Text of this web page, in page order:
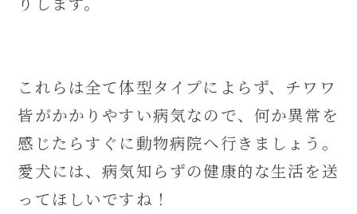
これらは全て体型タイプによらず、チワワ
皆がかかりやすい病気なので、何か異常を
感じたらすぐに動物病院へ行きましょう。
愛犬には、病気知らずの健康的な生活を送
ってほしいですね！